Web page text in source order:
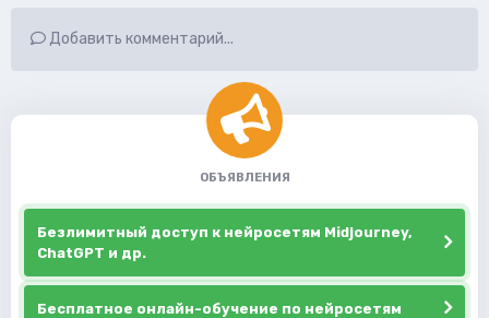
Добавить комментарий...
ОБЪЯВЛЕНИЯ
Безлимитный доступ к нейросетям Midjourney,
ChatGPT и др.
Бесплатное онлайн-обучение по нейросетям